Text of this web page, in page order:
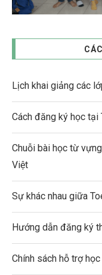
Lịch khai giảng các
Cách đăng ký học tại
Chuỗi bài học từ
Việt
Sự khác nhau giữa
Hướng dẫn đăng ký
Chính sách hỗ trợ